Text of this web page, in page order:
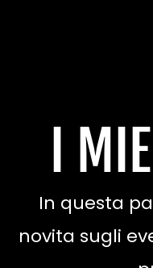
I
In questa
novita sugli